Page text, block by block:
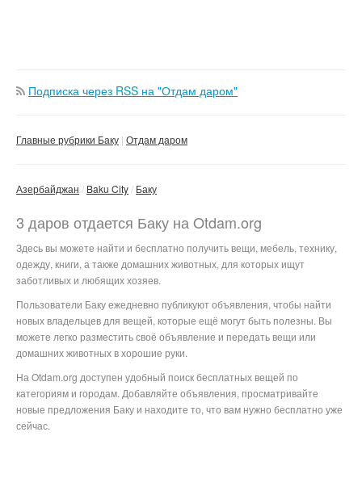
Подписка через RSS на "Отдам даром"
Главные рубрики Баку Отдам даром
Азербайджан Baku City Баку
3 даров отдается Баку на Otdam.org
Здесь вы можете найти и бесплатно получить вещи, мебель, технику,
одежду, книги, а также домашних животных, для которых ищут
заботливых и любящих хозяев.
Пользователи Баку ежедневно публикуют объявления, чтобы найти
новых владельцев для вещей, которые ещё могут быть полезны. Вы
можете легко разместить своё объявление и передать вещи или
домашних животных в хорошие руки.
На Otdam.org доступен удобный поиск бесплатных вещей по
категориям и городам. Добавляйте объявления, просматривайте
новые предложения Баку и находите то, что вам нужно бесплатно уже
сейчас.